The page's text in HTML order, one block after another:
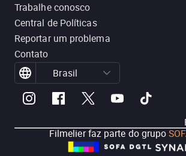
Trabalhe conosco
Central de Políticas
Reportar um problema
Contato
Brasil
Filmelier faz parte do grupo